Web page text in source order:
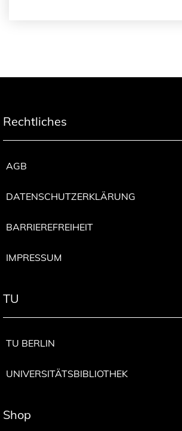
Rechtliches
AGB
DATENSCHUTZERKLÄRUNG
BARRIEREFREIHEIT
IMPRESSUM
TU
TU BERLIN
UNIVERSITÄTSBIBLIOTHEK
Shop